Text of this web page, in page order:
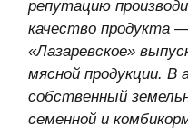
происхождения.
Как вы думаете, почему
рынок оказался открыт к
южноафриканскими корнями?